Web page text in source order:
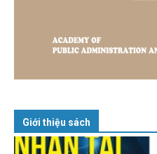
Giới thiệu sách